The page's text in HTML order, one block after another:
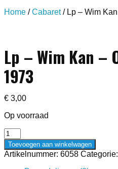
Home /Cabaret/ Lp – Wim
Lp – Wim Kan –
1973
€ 3,00
Op voorraad
Lp
-
Wim
Kan
Toevoegen aan winkelwagen
Artikelnummer: 6058 Categorie: